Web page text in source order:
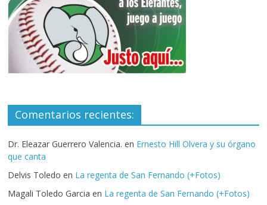
Comentarios recientes:
Dr. Eleazar Guerrero Valencia. en Ernesto Hill Olvera y su órgano
que canta
Delvis Toledo en La regenta de San Fernando (+Fotos)
Magali Toledo Garcia en La regenta de San Fernando (+Fotos)